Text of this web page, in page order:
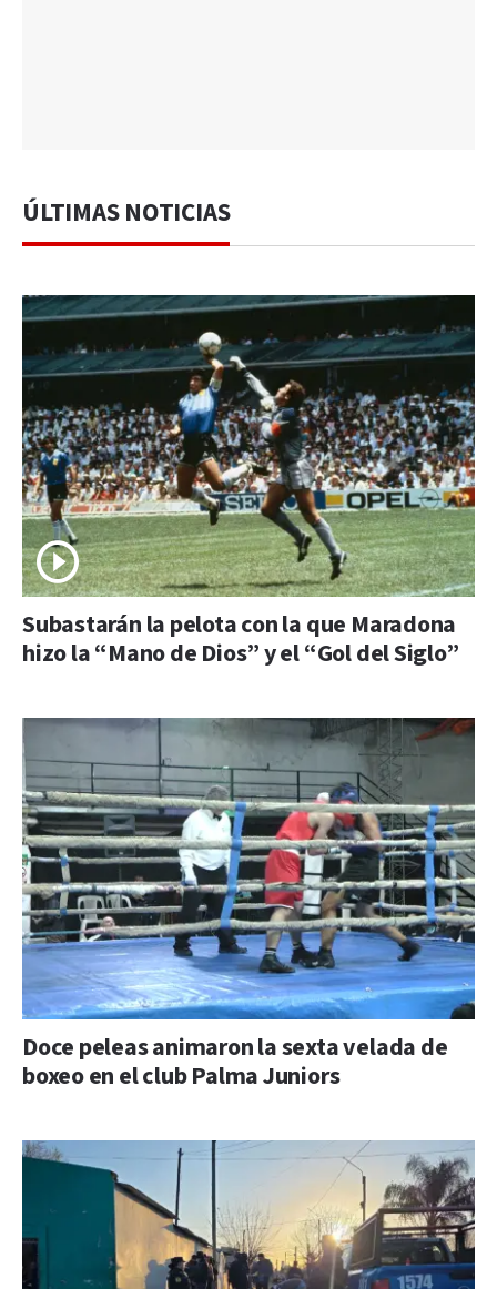
ÚLTIMAS NOTICIAS
Subastarán la pelota con la que Maradona
hizo la “Mano de Dios” y el “Gol del Siglo”
Doce peleas animaron la sexta velada de
boxeo en el club Palma Juniors